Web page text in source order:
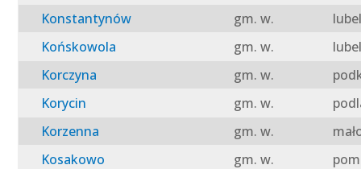
Konstantynów
gm. w.
Końskowola
gm. w.
Korczyna
gm. w.
Korycin
gm. w.
Korzenna
gm. w.
Kosakowo
gm. w.